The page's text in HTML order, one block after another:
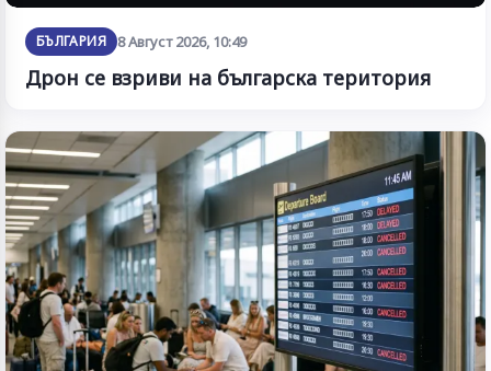
БЪЛГАРИЯ 8 Август 2026, 10:49
Дрон се взриви на българска територия